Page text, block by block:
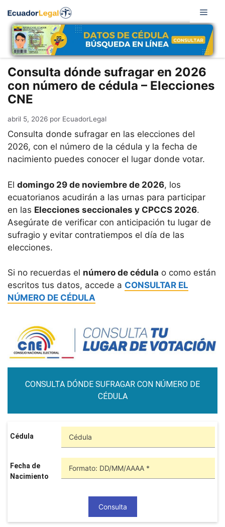
contenido
Consulta dónde sufragar en 2026
con número de cédula – Elecciones
CNE
abril 5, 2026 por EcuadorLegal
Consulta donde sufragar en las elecciones del
2026, con el número de la cédula y la fecha de
nacimiento puedes conocer el lugar donde votar.
El domingo 29 de noviembre de 2026, los
ecuatorianos acudirán a las urnas para participar
en las Elecciones seccionales y CPCCS 2026.
Asegúrate de verificar con anticipación tu lugar de
sufragio y evitar contratiempos el día de las
elecciones.
Si no recuerdas el número de cédula o como están
escritos tus datos, accede a CONSULTAR EL
NÚMERO DE CÉDULA
CONSULTA DÓNDE SUFRAGAR CON NÚMERO DE
CÉDULA
Cédula
Fecha de
Nacimiento